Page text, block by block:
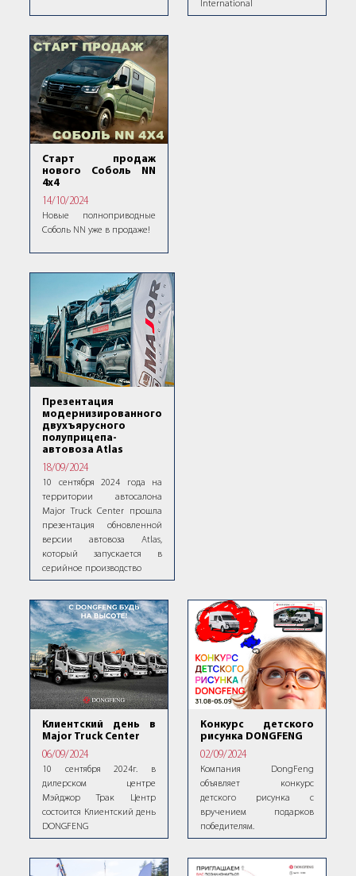
International
Старт продаж
нового Соболь NN
4х4
14/10/2024
Новые полноприводные
Соболь NN уже в продаже!
Презентация
модернизированного
двухъярусного
полуприцепа-
автовоза Atlas
18/09/2024
10 сентября 2024 года на
территории автосалона
Major Truck Center прошла
презентация обновленной
версии автовоза Atlas,
который запускается в
серийное производство
Клиентский день в
Major Truck Center
06/09/2024
10 сентября 2024г. в
дилерском центре
Мэйджор Трак Центр
состоится Клиентский день
DONGFENG
Конкурс детского
рисунка DONGFENG
02/09/2024
Компания DongFeng
объявляет конкурс
детского рисунка с
вручением подарков
победителям.